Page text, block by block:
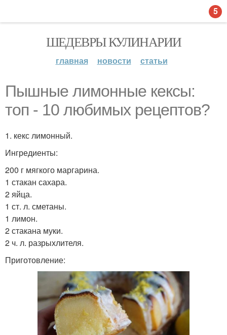
ШЕДЕВРЫ КУЛИНАРИИ
главная новости статьи
Пышные лимонные кексы:
топ - 10 любимых рецептов?
1. кекс лимонный.
Ингредиенты:
200 г мягкого маргарина.
1 стакан сахара.
2 яйца.
1 ст. л. сметаны.
1 лимон.
2 стакана муки.
2 ч. л. разрыхлителя.
Приготовление:
5